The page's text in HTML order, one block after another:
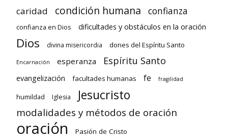
caridad condición humana confianza
confianza en Dios dificultades y obstáculos en la oración
Dios divina misericordia dones del Espíritu Santo
Encarnación esperanza Espíritu Santo
evangelización facultades humanas fe fragilidad
humildad Iglesia Jesucristo
modalidades y métodos de oración
oración Pasión de Cristo